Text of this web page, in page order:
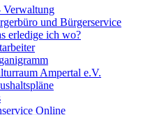
Verwaltung
und Bürgerservice
erledige ich wo?
Ampertal e.V.
Online